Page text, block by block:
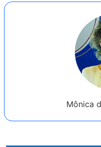
Mônica